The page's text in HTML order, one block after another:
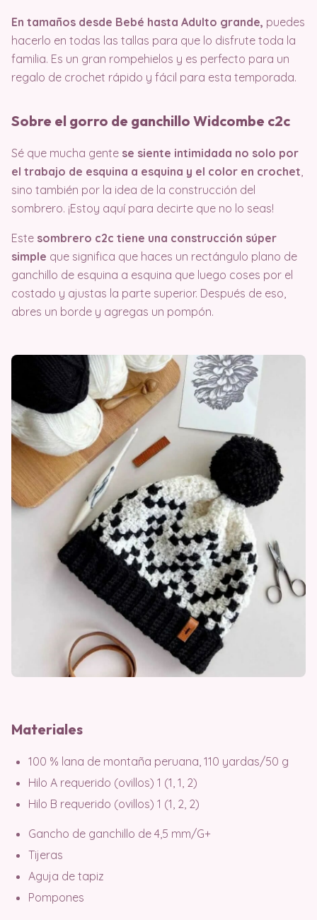
En tamaños desde Bebé hasta Adulto grande, puedes
hacerlo en todas las tallas para que lo disfrute toda la
familia. Es un gran rompehielos y es perfecto para un
regalo de crochet rápido y fácil para esta temporada.
Sobre el gorro de ganchillo Widcombe c2c
Sé que mucha gente se siente intimidada no solo por
el trabajo de esquina a esquina y el color en crochet
sino también por la idea de la construcción del
sombrero. ¡Estoy aquí para decirte que no lo seas!
Este sombrero c2c tiene una construcción súper
simple que significa que haces un rectángulo plano de
ganchillo de esquina a esquina que luego coses por el
costado y ajustas la parte superior. Después de eso,
abres un borde y agregas un pompón.
Materiales
100 % lana de montaña peruana, 110 yardas/50 g
Hilo A requerido (ovillos) 1 (1, 1, 2)
Hilo B requerido (ovillos) 1 (1, 2, 2)
Gancho de ganchillo de 4,5 mm/G+
Tijeras
Aguja de tapiz
Pompones